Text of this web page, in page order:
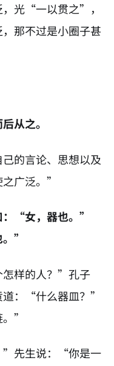
光“一以贯之”，
那不过是小圈子甚
从之。
的言论、思想以及
广泛。”
“女，器也。”
”
样的人？”孔子
：“什么器皿？”
”
”先生说：“你是一